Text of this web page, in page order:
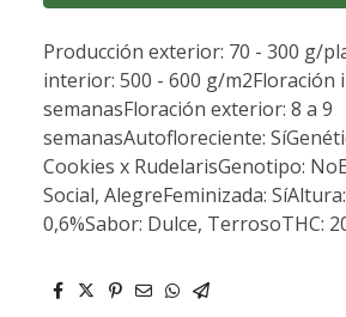
Producción exterior: 70 - 300 g/
interior: 500 - 600 g/m2Floración
semanasFloración exterior: 8 a 9
semanasAutofloreciente:
Cookies x RudelarisGenotipo:
Social, AlegreFeminizada:
0,6%Sabor: Dulce, TerrosoTHC: